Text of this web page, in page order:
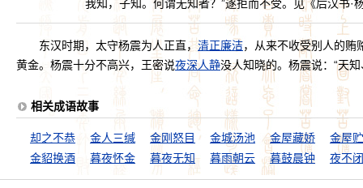
我知，子知。何谓无知者？”遂拒而不受。见《后汉书·
东汉时期，太守杨震为人正直，清正廉洁，从来不收受别人的贿
黄金。杨震十分不高兴，王密说夜深人静没人知晓的。杨震说：“天
相关成语故事
却之不恭 金人三缄 金刚怒目 金城汤池 金屋藏娇
金屋
金貂换酒
暮夜怀金 暮夜无知 暮雨朝云 暮鼓晨钟 夜不